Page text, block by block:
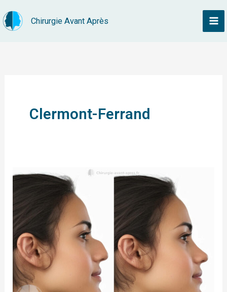
au
Chirurgie Avant Après
Clermont-Ferrand
Rhinoplastie
Clermont-
Ferrand